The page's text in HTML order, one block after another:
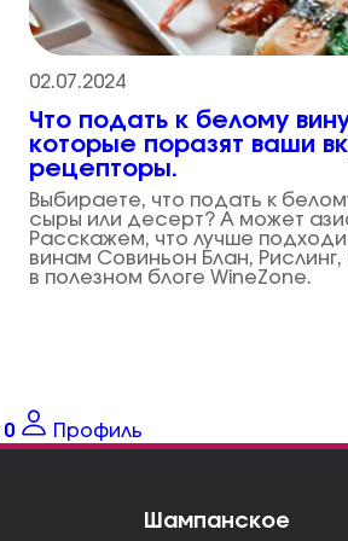
02.07.2024
Что подать к белому
которые поразят ваши
рецепторы.
Выбираете, что подать к
сыры или десерт? А может
Расскажем, что лучше
винам Совиньон Блан,
в полезном блоге WineZone.
0 Профиль
Шампанское